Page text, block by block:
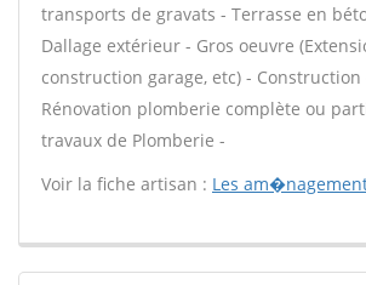
transports de gravats - Terrasse en
Dallage extérieur - Gros oeuvre
construction garage, etc) -
Rénovation plomberie complète ou
travaux de Plomberie -
Voir la fiche artisan : Les